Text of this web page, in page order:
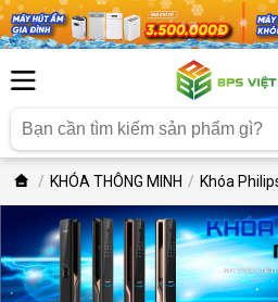
KHÓA THÔNG MINH Khóa